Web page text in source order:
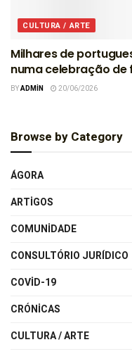
CULTURA / ARTE
Milhares de
numa celebração
BYADMIN 20/06/2026
Browse by Category
ÁGORA
ARTIGOS
COMUNIDADE
CONSULTÓRIO JURÍDICO
COVID-19
CRÓNICAS
CULTURA / ARTE